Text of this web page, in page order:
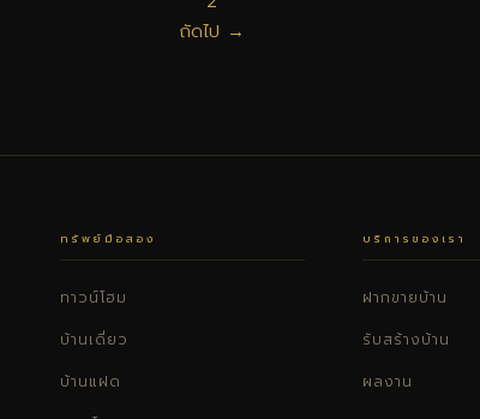
ถัดไป →
ทรัพย์มือสอง
ทาวน์โฮม
บ้านเดี่ยว
บ้านแฝด
บริการของเรา
ฝากขายบ้าน
รับสร้างบ้าน
ผลงาน